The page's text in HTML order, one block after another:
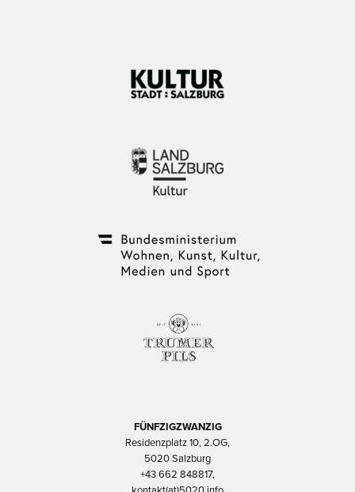
FÜNFZIGZWANZIG
Residenzplatz 10, 2.OG,
5020 Salzburg
+43 662 848817,